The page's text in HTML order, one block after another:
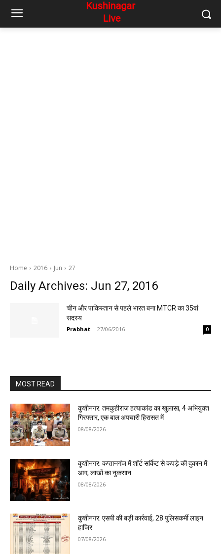
Home 2016 Jun 27
Daily Archives: Jun 27, 2016
चीन और पाकिस्तान से पहले भारत बना MTCR का 35वां
सदस्य
Prabhat - 27/06/2016 0
MOST READ
कुशीनगर: तमकुहीराज हत्याकांड का खुलासा, 4 अभियुक्त
गिरफ्तार, एक बाल अपचारी हिरासत में
08/08/2026
कुशीनगर: कप्तानगंज में शॉर्ट सर्किट से कपड़े की दुकान में
आग, लाखों का नुकसान
08/08/2026
कुशीनगर: एसपी की बड़ी कार्रवाई, 28 पुलिसकर्मी लाइन
हाजिर
07/08/2026